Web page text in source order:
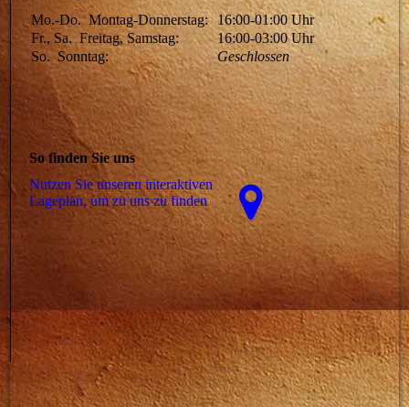
Mo.-Do.Montag-Donnerstag:16:00-01:00Uhr
Fr., Sa.Freitag, Samstag: 16:00-03:00Uhr
So.Sonntag: Geschlossen
So finden Sie uns
Nutzen Sie unseren interaktiven
La­ge­plan, um zu uns zu finden